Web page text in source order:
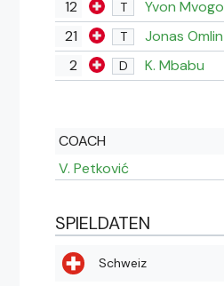
12
T
Yvon Mvogo
21
T
Jonas Omlin
2
D K. Mbabu
COACH
V. Petković
SPIELDATEN
Schweiz